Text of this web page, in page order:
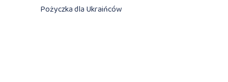
Pożyczka dla Ukraińców